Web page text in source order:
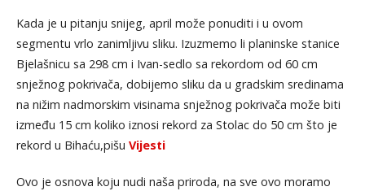
Kada je u pitanju snijeg, april može ponuditi i u ovom
segmentu vrlo zanimljivu sliku. Izuzmemo li planinske stanice
Bjelašnicu sa 298 cm i Ivan-sedlo sa rekordom od 60 cm
snježnog pokrivača, dobijemo sliku da u gradskim sredinama
na nižim nadmorskim visinama snježnog pokrivača može biti
između 15 cm koliko iznosi rekord za Stolac do 50 cm što je
rekord u Bihaću,pišu Vijesti
Ovo je osnova koju nudi naša priroda, na sve ovo moramo